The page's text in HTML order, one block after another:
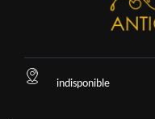
indisponible